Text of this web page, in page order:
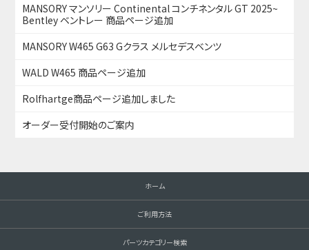
MANSORY マンソリー Continental コンチネンタル GT 2025~
Bentley ベントレー 商品ページ追加
MANSORY W465 G63 Gクラス メルセデスベンツ
WALD W465 商品ページ追加
Rolfhartge商品ページ追加しました
オーダー受付開始のご案内
ホーム
ご利用方法
パーツカテゴリー検索